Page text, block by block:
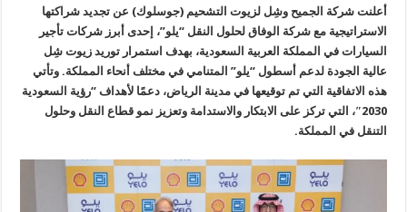
أعلنت شركة الجميح وشِل لزيوت التشحيم (جوسلوك) عن تجديد شراكتها
الاستراتيجية مع شركة الوفاق لحلول النقل “يلو”، إحدى أبرز شركات تأجير
السيارات في المملكة العربية السعودية، بهدف استمرار توريد زيوت شِل
عالية الجودة لدعم أسطول “يلو” المتنامي في مختلف أنحاء المملكة. وتأتي
هذه الاتفاقية التي تم توقيعها في مدينة الرياض، دعمًا لأهداف “رؤية السعودية
2030″، التي تركز على الابتكار والاستدامة وتعزيز نمو قطاع النقل وحلول
التنقل في المملكة.